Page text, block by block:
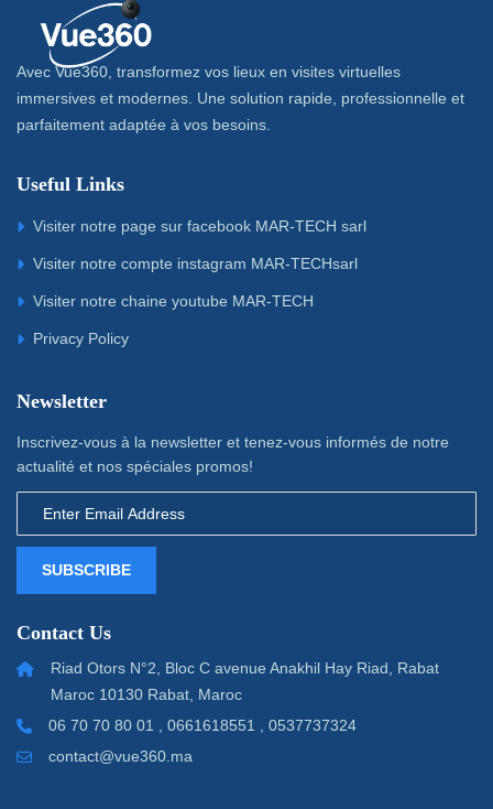
Avec Vue360, transformez vos lieux en visites virtuelles
immersives et modernes. Une solution rapide, professionnelle et
parfaitement adaptée à vos besoins.
Useful Links
Visiter notre page sur facebook MAR-TECH sarl
Visiter notre compte instagram MAR-TECHsarl
Visiter notre chaine youtube MAR-TECH
Privacy Policy
Newsletter
Inscrivez-vous à la newsletter et tenez-vous informés de notre
actualité et nos spéciales promos!
SUBSCRIBE
Contact Us
Riad Otors N°2, Bloc C avenue Anakhil Hay Riad, Rabat
Maroc 10130 Rabat, Maroc
06 70 70 80 01 , 0661618551 , 0537737324
contact@vue360.ma